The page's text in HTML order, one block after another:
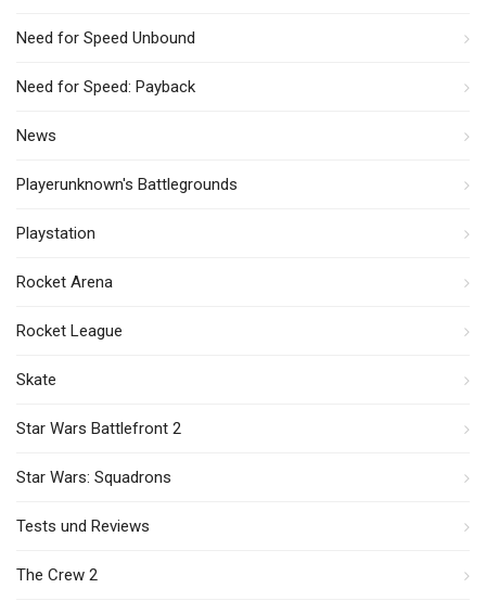
Need for Speed Unbound
Need for Speed: Payback
News
Playerunknown's Battlegrounds
Playstation
Rocket Arena
Rocket League
Skate
Star Wars Battlefront 2
Star Wars: Squadrons
Tests und Reviews
The Crew 2